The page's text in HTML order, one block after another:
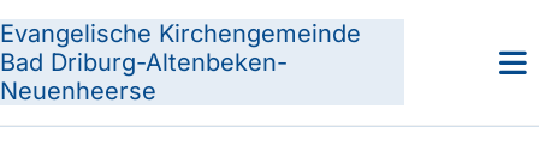
Evangelische Kirchengemeinde
Bad Driburg-Altenbeken-
Neuenheerse